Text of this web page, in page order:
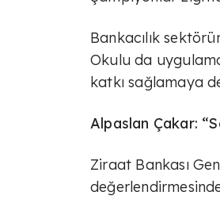
Bankacılık
Okulu da
katkı sağlamaya
Alpaslan Çakar:
Ziraat Bankası